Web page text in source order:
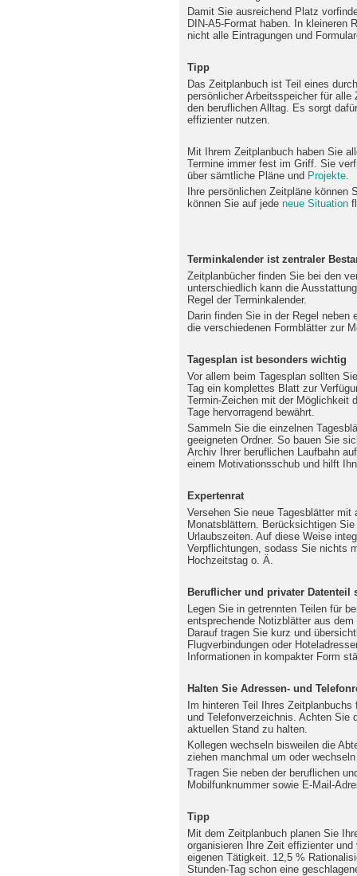
Damit Sie ausreichend Platz
DIN-A5-Format haben. In kleineren
nicht alle Eintragungen und
Tipp
Das Zeitplanbuch ist Teil eines
persönlicher Arbeitsspeicher für
den beruflichen Alltag. Es sorgt
effizienter nutzen.
Mit Ihrem Zeitplanbuch haben Sie
Termine immer fest im Griff. Sie
über sämtliche Pläne und Projekte
Ihre persönlichen Zeitpläne können
können Sie auf jede neue Situation
Terminkalender ist zentraler
Zeitplanbücher finden Sie bei den
unterschiedlich kann die
Regel der Terminkalender.
Darin finden Sie in der Regel neben
die verschiedenen Formblätter zur
Tagesplan ist besonders wichtig
Vor allem beim Tagesplan sollten
Tag ein komplettes Blatt zur
Termin-Zeichen mit der Möglichkeit
Tage hervorragend bewährt.
Sammeln Sie die einzelnen
geeigneten Ordner. So bauen Sie
Archiv Ihrer beruflichen Laufbahn
einem Motivationsschub und hilft
Expertenrat
Versehen Sie neue Tagesblätter mit
Monatsblättern. Berücksichtigen
Urlaubszeiten. Auf diese Weise
Verpflichtungen, sodass Sie nichts
Hochzeitstag o. Ä.
Beruflicher und privater Datenteil
Legen Sie in getrennten Teilen für
entsprechende Notizblätter aus
Darauf tragen Sie kurz und
Flugverbindungen oder
Informationen in kompakter Form
Halten Sie Adressen- und
Im hinteren Teil Ihres
und Telefonverzeichnis. Achten Sie
aktuellen Stand zu halten.
Kollegen wechseln bisweilen die
ziehen manchmal um oder
Tragen Sie neben der beruflichen
Mobilfunknummer sowie E-Mail-
Tipp
Mit dem Zeitplanbuch planen Sie
organisieren Ihre Zeit effizienter
eigenen Tätigkeit. 12,5 %
Stunden-Tag schon eine